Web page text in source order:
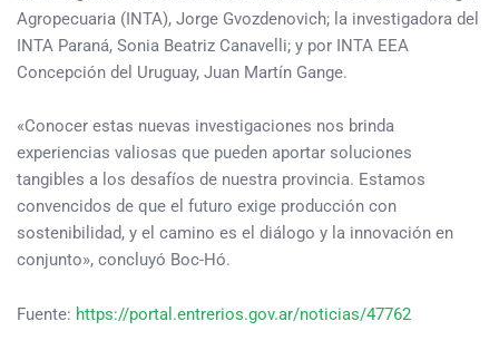
Agropecuaria (INTA), Jorge Gvozdenovich; la investigadora del
INTA Paraná, Sonia Beatriz Canavelli; y por INTA EEA
Concepción del Uruguay, Juan Martín Gange.
«Conocer estas nuevas investigaciones nos brinda
experiencias valiosas que pueden aportar soluciones
tangibles a los desafíos de nuestra provincia. Estamos
convencidos de que el futuro exige producción con
sostenibilidad, y el camino es el diálogo y la innovación en
conjunto», concluyó Boc-Hó.
Fuente: https://portal.entrerios.gov.ar/noticias/47762